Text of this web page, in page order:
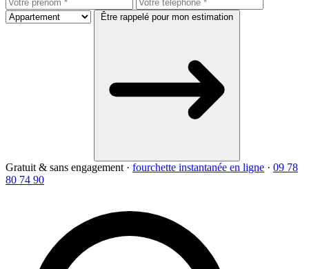
Être rappelé pour mon estimation
Gratuit & sans engagement · fourchette instantanée en ligne · 09 78
80 74 90